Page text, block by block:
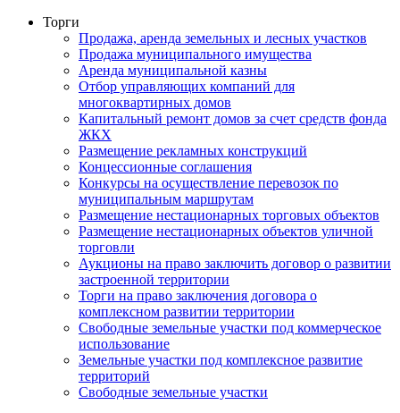
Торги
Продажа, аренда земельных и лесных участков
Продажа муниципального имущества
Аренда муниципальной казны
Отбор управляющих компаний для
многоквартирных домов
Капитальный ремонт домов за счет средств фонда
ЖКХ
Размещение рекламных конструкций
Концессионные соглашения
Конкурсы на осуществление перевозок по
муниципальным маршрутам
Размещение нестационарных торговых объектов
Размещение нестационарных объектов уличной
торговли
Аукционы на право заключить договор о развитии
застроенной территории
Торги на право заключения договора о
комплексном развитии территории
Свободные земельные участки под коммерческое
использование
Земельные участки под комплексное развитие
территорий
Свободные земельные участки